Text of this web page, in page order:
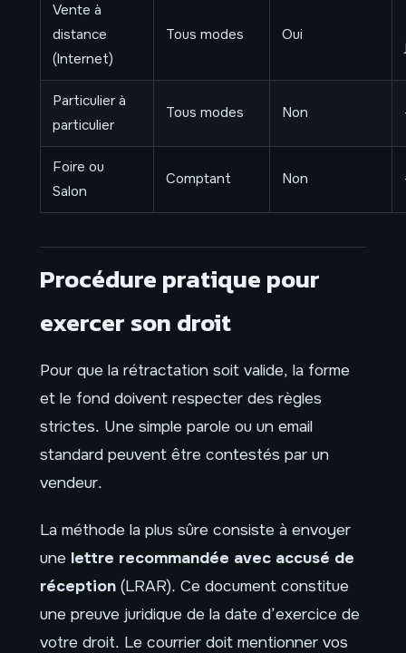
Vente à
distance
(Internet)
Tous modes Oui
Particulier à
particulier
Tous modes Non
Foire ou
Salon
Comptant Non
Procédure pratique pour
exercer son droit
Pour que la rétractation soit valide, la forme
et le fond doivent respecter des règles
strictes. Une simple parole ou un email
standard peuvent être contestés par un
vendeur.
La méthode la plus sûre consiste à envoyer
une lettre recommandée avec accusé de
réception (LRAR). Ce document constitue
une preuve juridique de la date d’exercice de
votre droit. Le courrier doit mentionner vos